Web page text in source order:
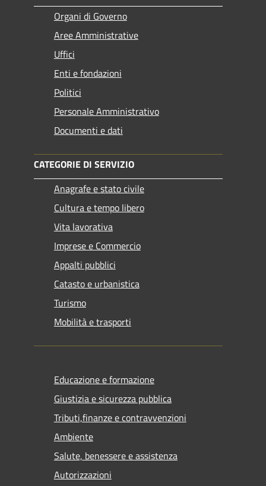
Organi di Governo
Aree Amministrative
Uffici
Enti e fondazioni
Politici
Personale Amministrativo
Documenti e dati
CATEGORIE DI SERVIZIO
Anagrafe e stato civile
Cultura e tempo libero
Vita lavorativa
Imprese e Commercio
Appalti pubblici
Catasto e urbanistica
Turismo
Mobilità e trasporti
Educazione e formazione
Giustizia e sicurezza pubblica
Tributi,finanze e contravvenzioni
Ambiente
Salute, benessere e assistenza
Autorizzazioni